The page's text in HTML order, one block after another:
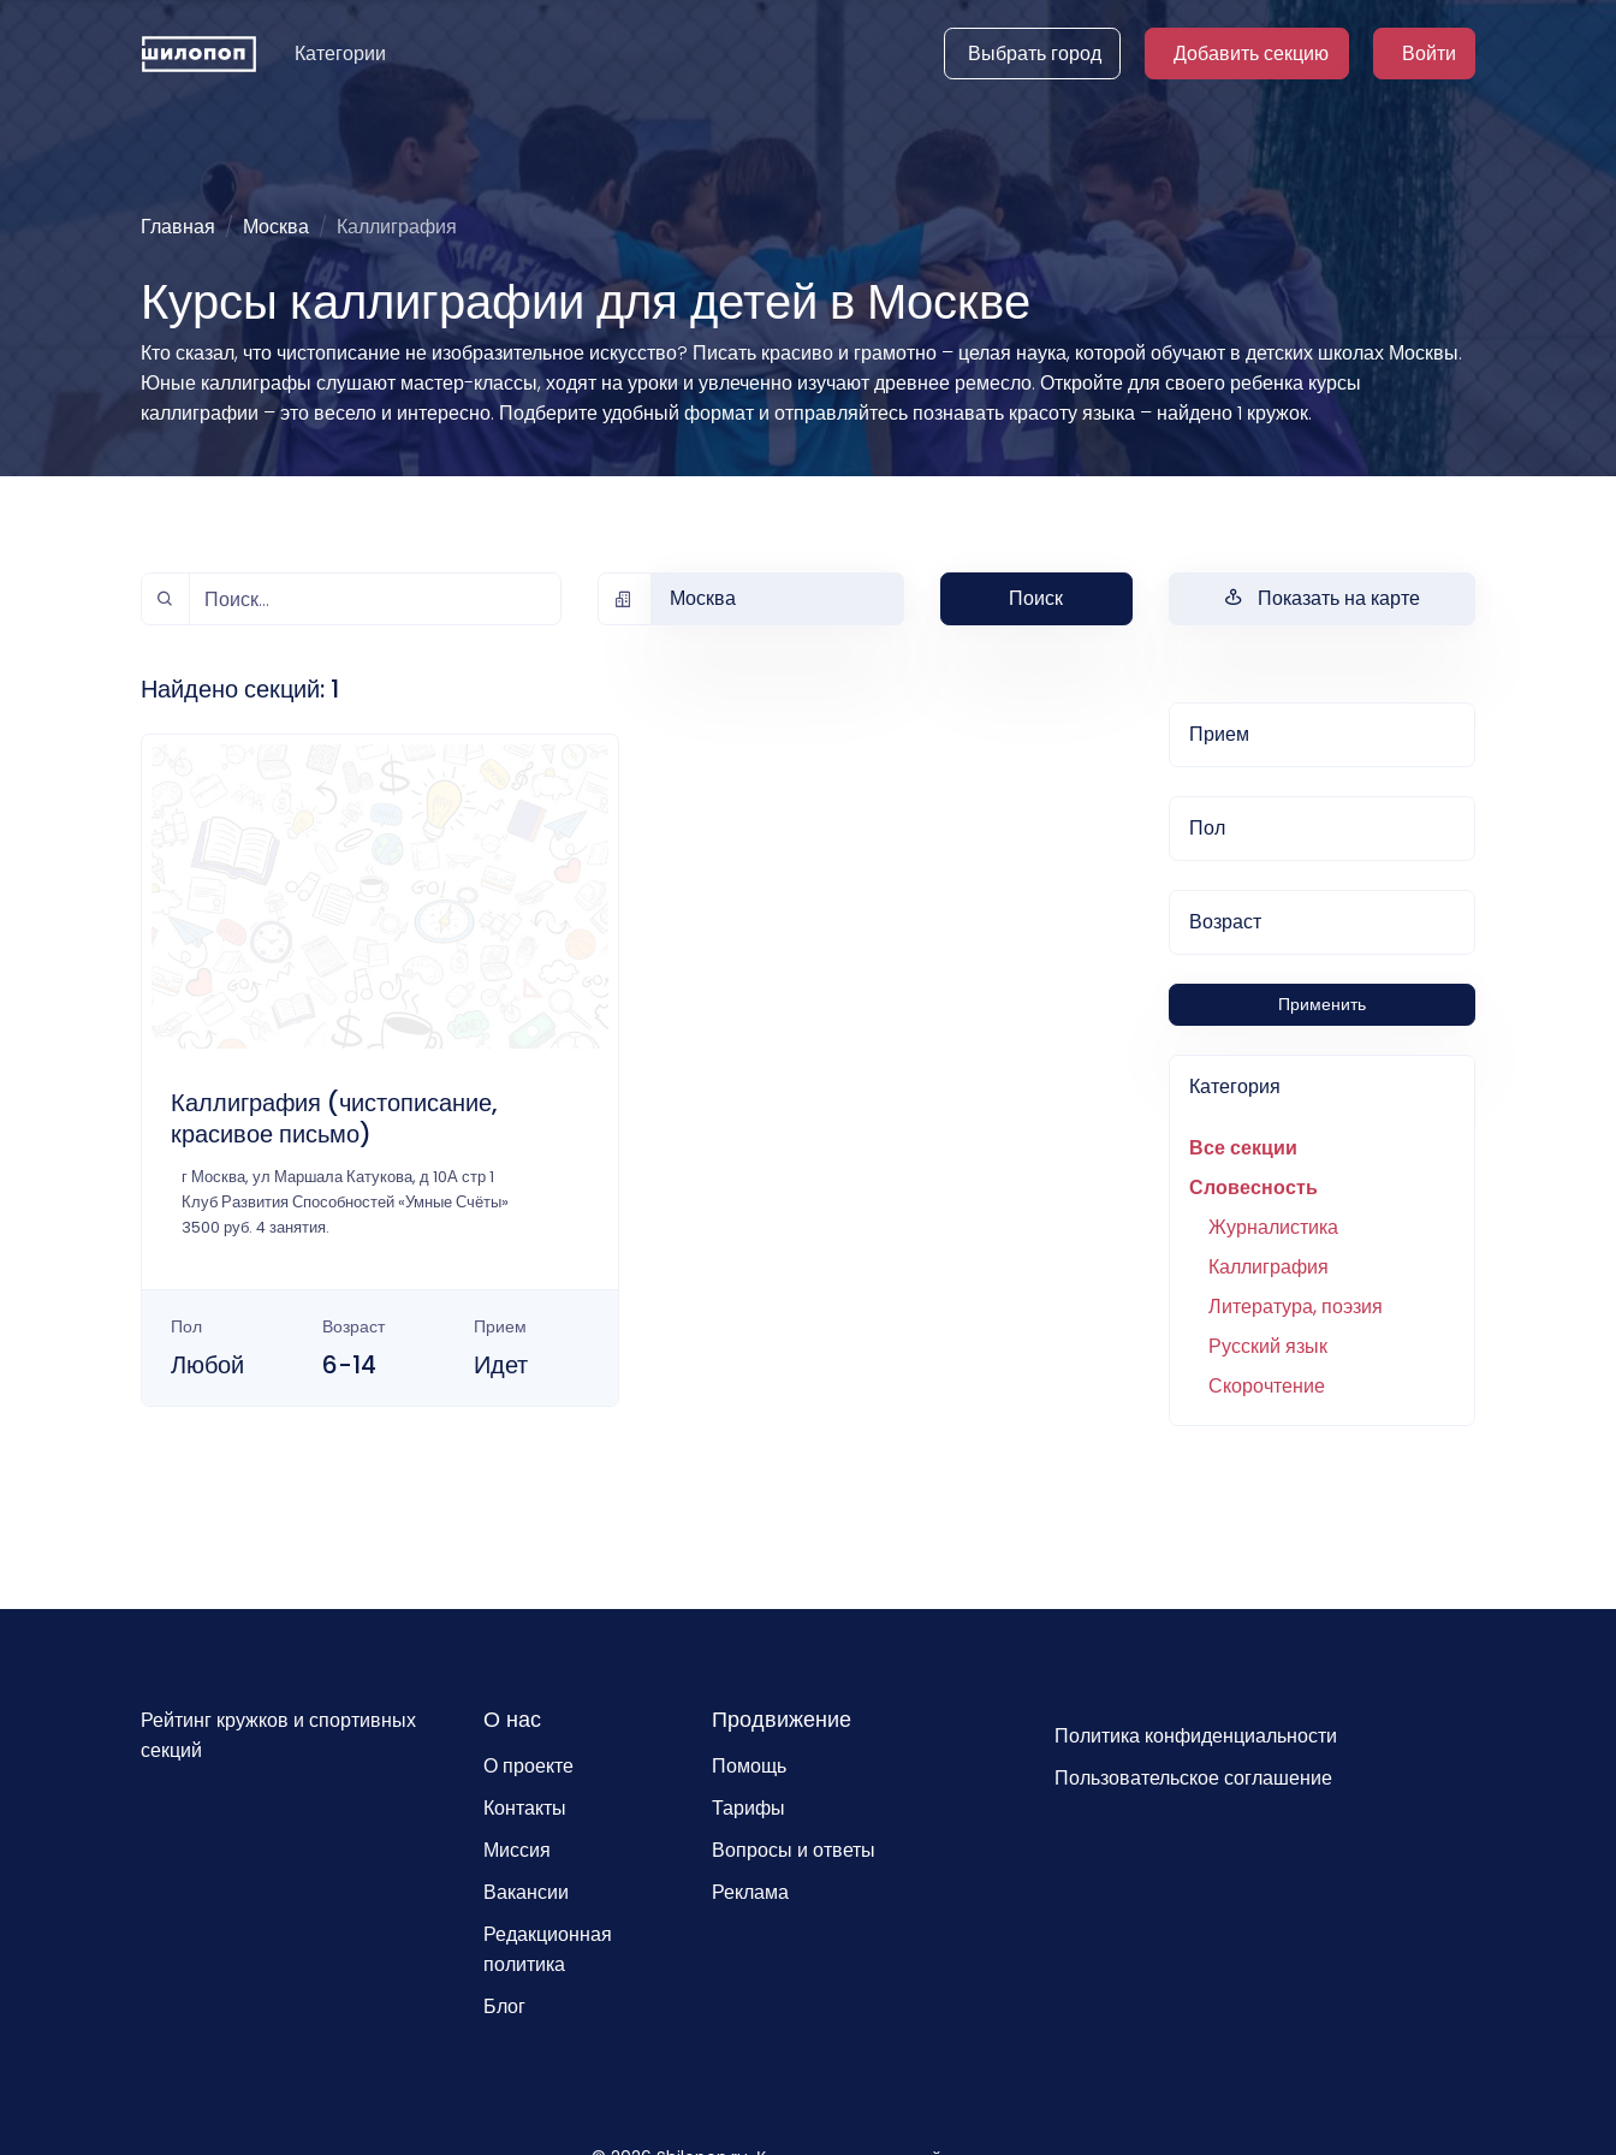
Категории
Иностранные языки
Развитие интеллекта
История и традиции
Хореография (танцы)
Зрелищные искусства
Познавательные
развлечения
Естественные науки
Люди и животные
Эстетические виды
спорта
Единоборства
игровой спорт
Физкультура
рождения
Мода и стиль
Туризм
Технические виды
спорта
Силовой спорт
Водные виды спорта
Легкая атлетика и
Выбрать город Добавить секцию Войти
Главная Москва Каллиграфия
Курсы каллиграфии для детей в Москве
Кто сказал, что чистописание не изобразительное искусство? Писать красиво и грамотно – целая наука, которой обучают в детских школах Москвы.
Юные каллиграфы слушают мастер-классы, ходят на уроки и увлеченно изучают древнее ремесло. Откройте для своего ребенка курсы
каллиграфии – это весело и интересно. Подберите удобный формат и отправляйтесь познавать красоту языка – найдено 1 кружок.
Москва Поиск Показать на карте
Прием
Пол
Возраст
Применить
Категория
Все секции
Словесность
Журналистика
Каллиграфия
Литература, поэзия
Русский язык
Скорочтение
Найдено секций: 1
Каллиграфия (чистописание,
красивое письмо)
г Москва, ул Маршала Катукова, д 10А стр 1
Клуб Развития Способностей «Умные Счёты»
3500 руб. 4 занятия.
Пол
Любой
Возраст
6-14
Прием
Идет
Рейтинг кружков и спортивных
секций
О нас
О проекте
Контакты
Миссия
Вакансии
Редакционная
политика
Блог
Продвижение
Помощь
Тарифы
Вопросы и ответы
Реклама
Политика конфиденциальности
Пользовательское соглашение